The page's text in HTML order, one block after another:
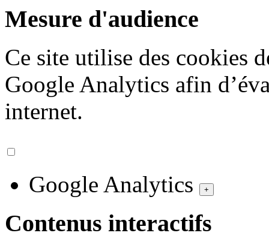
Mesure d'audience
Ce site utilise des cookies
Google Analytics afin
internet.
Google Analytics +
Contenus interactifs